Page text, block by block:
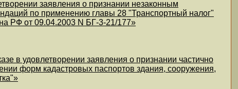
заявления о признании незаконным
по применению главы 28 "Транспортный налог"
РФ от 09.04.2003 N БГ-3-21/177»
в удовлетворении заявления о признании частично
форм кадастровых паспортов здания, сооружения,